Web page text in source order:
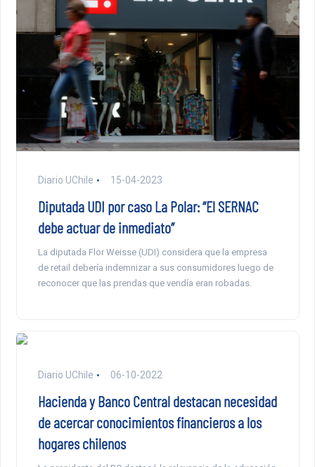
Diario UChile 15-04-2023
Diputada UDI por caso La Polar: “El SERNAC
debe actuar de inmediato”
La diputada Flor Weisse (UDI) considera que la empresa
de retail debería indemnizar a sus consumidores luego de
reconocer que las prendas que vendía eran robadas.
Diario UChile 06-10-2022
Hacienda y Banco Central destacan necesidad
de acercar conocimientos financieros a los
hogares chilenos